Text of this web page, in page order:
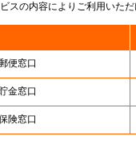
スの内容によりご利用いただ
便窓口
金窓口
険窓口